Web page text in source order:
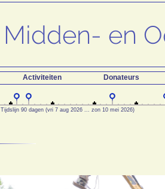
Activiteiten Donateurs
Tijdslijn 90 dagen (vri 7 aug 2026 ... zon 10 mei 2026)